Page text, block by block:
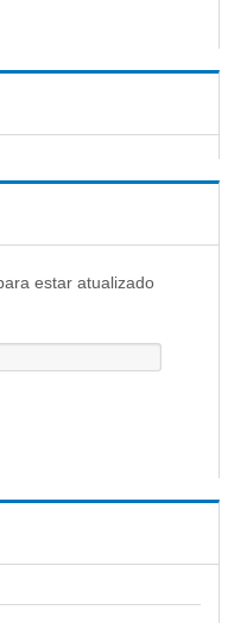
estar atualizado